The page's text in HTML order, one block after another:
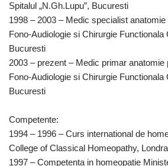
Spitalul „N.Gh.Lupu”, Bucuresti
1998 – 2003 – Medic specialist
Fono-Audiologie si Chirurgie Functionala
Bucuresti
2003 – prezent – Medic primar anatomie
Fono-Audiologie si Chirurgie Functionala
Bucuresti
Competente:
1994 – 1996 – Curs international de
College of Classical Homeopathy,
1997 – Competenta in homeopatie